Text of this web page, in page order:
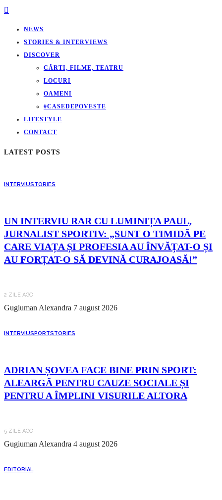
NEWS
STORIES & INTERVIEWS
DISCOVER
CĂRTI, FILME, TEATRU
LOCURI
OAMENI
#CASEDEPOVESTE
LIFESTYLE
CONTACT
LATEST POSTS
INTERVIUSTORIES
UN INTERVIU RAR CU LUMINIȚA PAUL,
JURNALIST SPORTIV: „SUNT O TIMIDĂ PE
CARE VIAȚA ȘI PROFESIA AU ÎNVĂȚAT-O ȘI
AU FORȚAT-O SĂ DEVINĂ CURAJOASĂ!”
2 ZILE AGO
Gugiuman Alexandra 7 august 2026
INTERVIUSPORTSTORIES
ADRIAN ȘOVEA FACE BINE PRIN SPORT:
ALEARGĂ PENTRU CAUZE SOCIALE ȘI
PENTRU A ÎMPLINI VISURILE ALTORA
5 ZILE AGO
Gugiuman Alexandra 4 august 2026
EDITORIAL